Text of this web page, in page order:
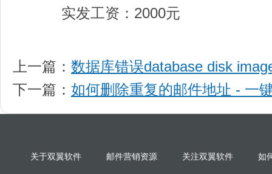
实发工资：2000元
上一篇： 数据库错误database disk
下一篇： 如何删除重复的邮件地址 - 一
关于双翼软件 邮件营销资源 关注双翼软件 如